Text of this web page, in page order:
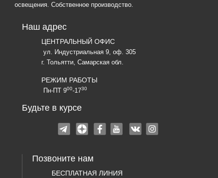
освещения. Собственное производство.
Наш адрес
ЦЕНТРАЛЬНЫЙ ОФИС
ул. Индустриальная 9, оф. 305
г. Тольятти, Самарская обл.
РЕЖИМ РАБОТЫ
Пн-ПТ 900-1730
Будьте в курсе
Позвоните нам
БЕСПЛАТНАЯ ЛИНИЯ